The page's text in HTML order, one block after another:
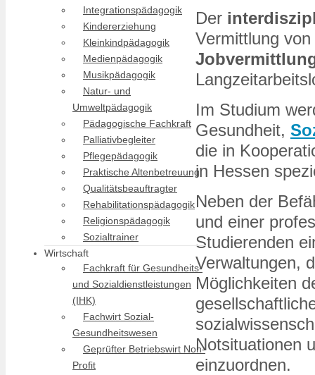
Der
Vermittlung
Im Studium
Gesundheit,
die in
in Hessen
Neben der
und einer
Studierenden
Verwaltungen,
Möglichkeiten
Notsituationen
einzuordnen.
Integrationspädagogik
Kindererziehung
Kleinkindpädagogik
Medienpädagogik
Musikpädagogik
Natur- und
Umweltpädagogik
Pädagogische Fachkraft
Palliativbegleiter
Pflegepädagogik
Praktische Altenbetreuung
Qualitätsbeauftragter
Rehabilitationspädagogik
Religionspädagogik
Sozialtrainer
Wirtschaft
Fachkraft für Gesundheits-
und Sozialdienstleistungen
(IHK)
Fachwirt Sozial-
Gesundheitswesen
Geprüfter Betriebswirt Non-
Profit